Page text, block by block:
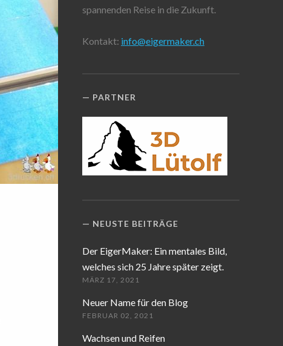
spannenden Reise in die Zukunft.
Kontakt: info@eigermaker.ch
PARTNER
NEUSTE BEITRÄGE
Der EigerMaker: Ein mentales Bild,
welches sich 25 Jahre später zeigt.
MÄRZ 17, 2021
Neuer Name für den Blog
FEBRUAR 02, 2021
Wachsen und Reifen